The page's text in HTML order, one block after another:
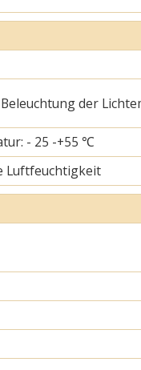
der
- 25 -+55 ℃
Luftfeuchtigkeit